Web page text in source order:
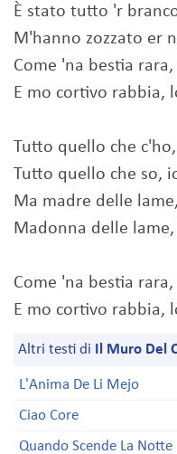
È stato tutto 'r
M'hanno zozzato er
Come 'na bestia
E mo cortivo rabbia,
Tutto quello che
Tutto quello che so,
Ma madre delle
Madonna delle
Come 'na bestia
E mo cortivo rabbia,
Altri testi di Il Muro Del
L'Anima De Li Mejo
Ciao Core
Quando Scende La Notte